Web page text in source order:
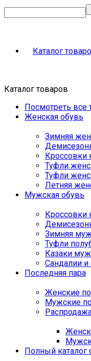
Каталог
Каталог товаров
Посмотреть все
Женская обувь
Зимняя
Кроссовки
Туфли
Туфли
Летняя
Мужская обувь
Зимняя
Туфли
Казаки
Сандалии
Последняя пара
Женские
Мужские
Полный каталог